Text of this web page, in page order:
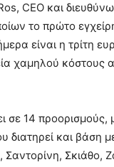
CEO και
το πρώτο
είναι η τρίτη
χαμηλού κόστους
σε 14 προορισμούς,
διατηρεί και βάση
Σκιάθο,